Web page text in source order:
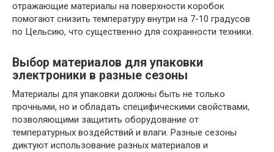
отражающие материалы на поверхности коробок
помогают снизить температуру внутри на 7-10 градусов
по Цельсию, что существенно для сохранности техники.
Выбор материалов для упаковки
электроники в разные сезоны
Материалы для упаковки должны быть не только
прочными, но и обладать специфическими свойствами,
позволяющими защитить оборудование от
температурных воздействий и влаги. Разные сезоны
диктуют использование разных материалов и